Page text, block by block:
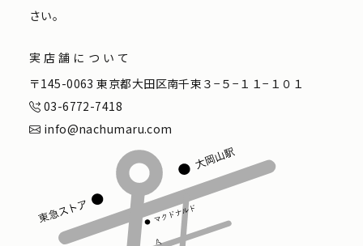
さい。
実店舗について
〒145-0063 東京都大田区南千束３−５−１１−１０１
03-6772-7418
info@nachumaru.com